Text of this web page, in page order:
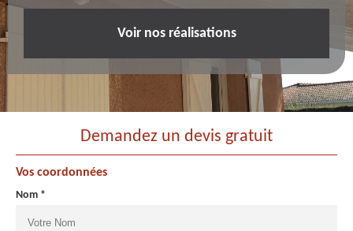
Voir nos réalisations
Demandez un devis gratuit
Vos coordonnées
Nom *